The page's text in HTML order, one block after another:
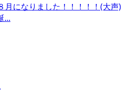
月になりました！！！！！(大声)
...